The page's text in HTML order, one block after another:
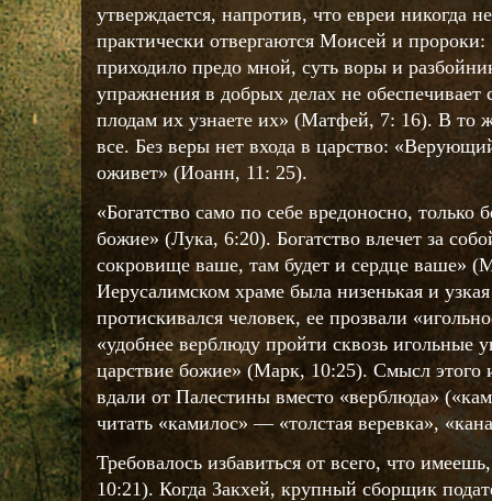
утверждается, напротив, что евреи никогда
практически отвергаются Моисей и
приходило предо мной, суть воры и
упражнения в добрых делах не обеспечивает
плодам их узнаете их» (Матфей, 7: 16). В то
все. Без веры нет входа в царство:
оживет» (Иоанн, 11: 25).
«Богатство само по себе вредоносно, только
божие» (Лука, 6:20). Богатство влечет за
сокровище ваше, там будет и сердце ваше»
Иерусалимском храме была низенькая и
протискивался человек, ее прозвали
«удобнее верблюду пройти сквозь игольные
царствие божие» (Марк, 10:25). Смысл этого
вдали от Палестины вместо «верблюда»
читать «камилос» — «толстая веревка»,
Требовалось избавиться от всего, что
10:21). Когда Закхей, крупный сборщик